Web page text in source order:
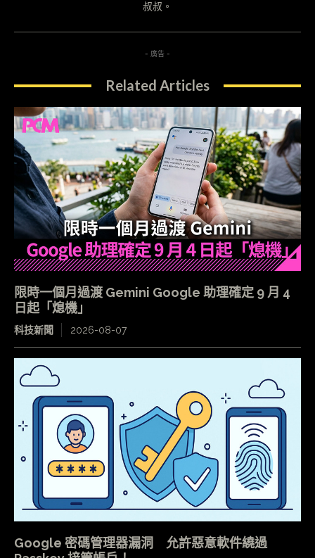
叔叔。
- 廣告 -
Related Articles
限時一個月過渡 Gemini Google 助理確定 9 月 4
日起「熄機」
科技新聞 2026-08-07
Google 密碼管理器漏洞 允許惡意軟件繞過